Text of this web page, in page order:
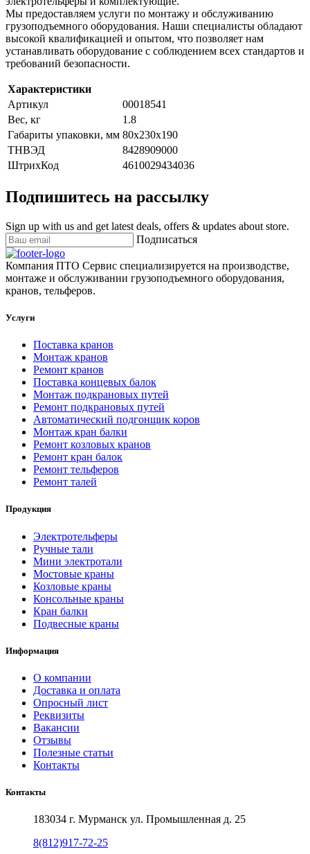
Мы предоставляем услуги по монтажу и обслуживанию
грузоподъемного оборудования. Наши специалисты обладают
высокой квалификацией и опытом, что позволяет нам
устанавливать оборудование с соблюдением всех стандартов и
требований безопасности.
Характеристики
Артикул
00018541
Вес, кг
1.8
Габариты упаковки, мм 80х230х190
ТНВЭД
8428909000
ШтрихКод
4610029434036
Подпишитесь на рассылку
Sign up with us and get latest deals, offers & updates about store.
Подписаться
Компания ПТО Сервис специализируется на производстве,
монтаже и обслуживании грузоподъемного оборудования,
кранов, тельферов.
Услуги
Поставка кранов
Монтаж кранов
Ремонт кранов
Поставка концевых балок
Монтаж подкрановых путей
Ремонт подкрановых путей
Автоматический подгонщик коров
Монтаж кран балки
Ремонт козловых кранов
Ремонт кран балок
Ремонт тельферов
Ремонт талей
Продукция
Электротельферы
Ручные тали
Мини электротали
Мостовые краны
Козловые краны
Консольные краны
Кран балки
Подвесные краны
Информация
О компании
Доставка и оплата
Опросный лист
Реквизиты
Вакансии
Отзывы
Полезные статьи
Контакты
Контакты
183034 г. Мурманск ул. Промышленная д. 25
8(812)917-72-25